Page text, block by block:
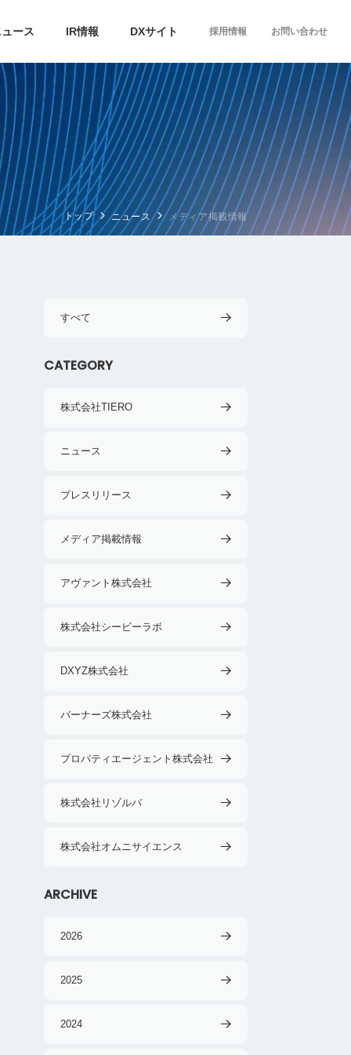
ース IR情報 DXサイト 採用情報 お問い合わせ
トップ ニュース メディア掲載情報
すべて
CATEGORY
株式会社TIERO
ニュース
プレスリリース
メディア掲載情報
アヴァント株式会社
株式会社シービーラボ
DXYZ株式会社
バーナーズ株式会社
プロパティエージェント株式会社
株式会社リゾルバ
株式会社オムニサイエンス
ARCHIVE
2026
2025
2024